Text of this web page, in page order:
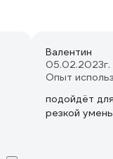
Валентин
05.02.2023
Опыт
подойдёт
резкой